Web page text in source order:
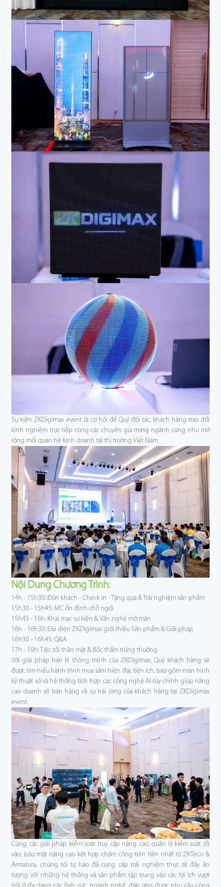
Sự kiện ZKDigimax event là cơ hội để Quý đối tác, khách hàng trao đổi
kinh nghiệm trực tiếp cùng các chuyên gia trong ngành cũng như mở
rộng mối quan hệ kinh doanh tại thị trường Việt Nam.
Nội Dung Chương Trình:
14h - 15h30: Đón khách - Check in - Tặng quà & Trải nghiệm sản phẩm
15h30 - 15h45: MC ổn định chỗ ngồi
15h45 - 16h: Khai mạc sự kiện & Văn nghệ mở màn
16h - 16h30: Đại diện ZKDigimax giới thiệu Sản phẩm & Giải pháp
16h30 - 16h45: Q&A
17h - 19h: Tiệc tối thân mật & Bốc thăm trúng thưởng
Với giải pháp bán lẻ thông minh của ZKDigimax, Quý khách hàng sẽ
được tìm hiểu hành trình mua sắm hiện đại, tiện ích, bao gồm màn hình
kỹ thuật số và hệ thống tích hợp các công nghệ AI tùy chỉnh giúp nâng
cao doanh số bán hàng và sự hài lòng của khách hàng tại ZKDigimax
event.
Cùng các giải pháp kiểm soát truy cập nâng cao, quản lý kiểm soát lối
vào, bảo mật nâng cao kết hợp chấm công tiên tiến nhất từ ZKTeco &
Armatura, chúng tôi tự hào đã cung cấp trải nghiệm thực tế đầy ấn
tượng với những hệ thống và sản phẩm tập trung vào các lợi ích vượt